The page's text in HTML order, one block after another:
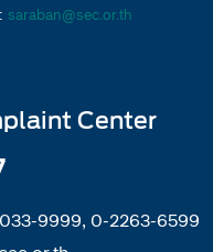
saraban@sec.or.th
Center
9999, 0-2263-6599